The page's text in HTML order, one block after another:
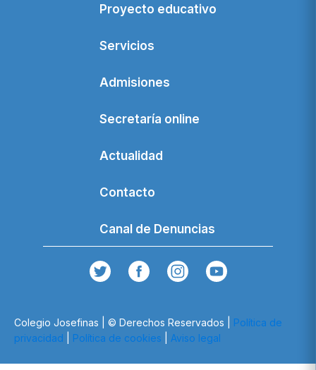
Proyecto educativo
Servicios
Admisiones
Secretaría online
Actualidad
Contacto
Canal de Denuncias
Colegio Josefinas | © Derechos Reservados | Política de
privacidad
Política de cookies Aviso legal